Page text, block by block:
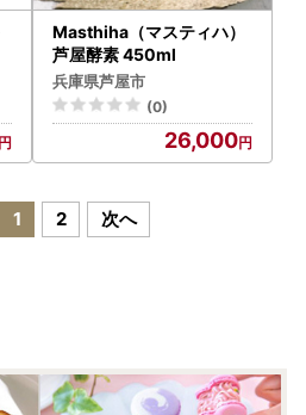
Masthiha（マスティハ）
芦屋酵素 450ml
兵庫県芦屋市
(0)
26,000
1 2 次へ